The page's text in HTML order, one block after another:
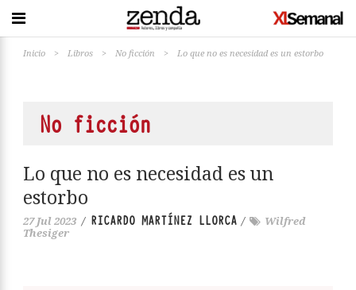
Inicio > Libros > No ficción > Lo que no es necesidad es un estorbo
No ficción
Lo que no es necesidad es un
estorbo
27 Jul 2023 / RICARDO MARTÍNEZ LLORCA /
Wilfred
Thesiger